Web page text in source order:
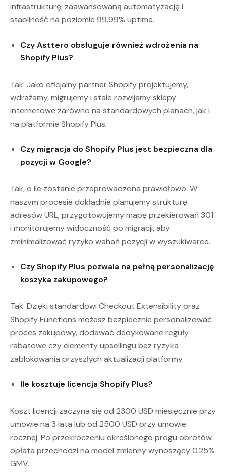
infrastrukturę, zaawansowaną automatyzację i
stabilność na poziomie 99.99% uptime.
Czy Asttero obsługuje również wdrożenia na
Shopify Plus?
Tak. Jako oficjalny partner Shopify projektujemy,
wdrażamy, migrujemy i stale rozwijamy sklepy
internetowe zarówno na standardowych planach, jak i
na platformie Shopify Plus.
Czy migracja do Shopify Plus jest bezpieczna dla
pozycji w Google?
Tak, o ile zostanie przeprowadzona prawidłowo. W
naszym procesie dokładnie planujemy strukturę
adresów URL, przygotowujemy mapę przekierowań 301
i monitorujemy widoczność po migracji, aby
zminimalizować ryzyko wahań pozycji w wyszukiwarce.
Czy Shopify Plus pozwala na pełną personalizację
koszyka zakupowego?
Tak. Dzięki standardowi Checkout Extensibility oraz
Shopify Functions możesz bezpiecznie personalizować
proces zakupowy, dodawać dedykowane reguły
rabatowe czy elementy upsellingu bez ryzyka
zablokowania przyszłych aktualizacji platformy.
Ile kosztuje licencja Shopify Plus?
Koszt licencji zaczyna się od 2300 USD miesięcznie przy
umowie na 3 lata lub od 2500 USD przy umowie
rocznej. Po przekroczeniu określonego progu obrotów
opłata przechodzi na model zmienny wynoszący 0.25%
GMV.